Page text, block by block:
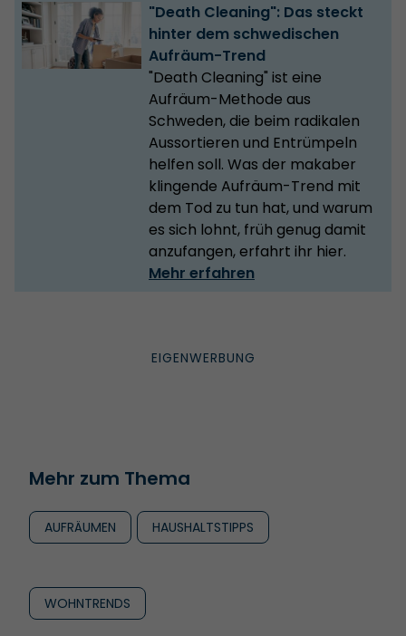
"Death Cleaning": Das steckt
hinter dem schwedischen
Aufräum-Trend
"Death Cleaning" ist eine
Aufräum-Methode aus
Schweden, die beim radikalen
Aussortieren und Entrümpeln
helfen soll. Was der makaber
klingende Aufräum-Trend mit
dem Tod zu tun hat, und warum
es sich lohnt, früh genug damit
anzufangen, erfahrt ihr hier.
Mehr erfahren
Mehr zum Thema
AUFRÄUMEN HAUSHALTSTIPPS
WOHNTRENDS